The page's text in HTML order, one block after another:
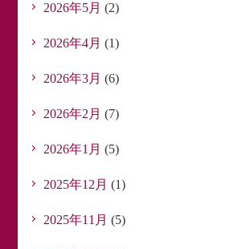
2026年5月 (2)
2026年4月 (1)
2026年3月 (6)
2026年2月 (7)
2026年1月 (5)
2025年12月 (1)
2025年11月 (5)